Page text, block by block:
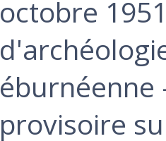
octobre
éburnéenne
provisoire